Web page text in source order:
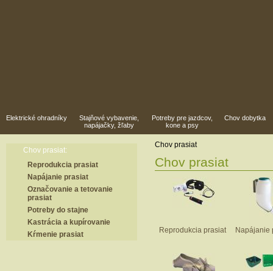
Elektrické ohradníky
Stajňové vybavenie,
napájačky, žľaby
Potreby pre jazdcov,
kone a psy
Chov dobytka
Chov prasiat:
Reprodukcia prasiat
Napájanie prasiat
Označovanie a tetovanie
prasiat
Potreby do stajne
Kastrácia a kupírovanie
Kŕmenie prasiat
Chov prasiat
Chov prasiat
Reprodukcia prasiat Napájanie